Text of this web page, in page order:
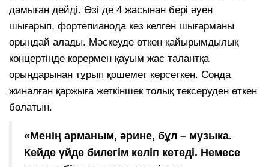
дамыған дейді. Өзі де 4 жасынан бері әуен
шығарып, фортепианода кез келген шығарманы
орындай алады. Мәскеуде өткен қайырымдылық
концертінде көрермен қауым жас талантқа
орындарынан тұрып қошемет көрсеткен. Сонда
жиналған қаржыға жеткіншек толық тексеруден өткен
болатын.
«Менің арманым, әрине, бұл – музыка.
Кейде үйде билегім келіп кетеді. Немесе